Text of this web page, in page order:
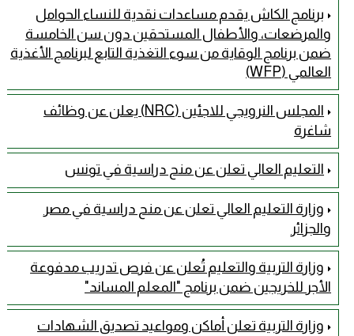
برنامج الكاش يقدم مساعدات نقدية للنساء الحوامل
والمرضعات، والأطفال المستحقين دون سن الخامسة
ضمن برنامج الوقاية من سوء التغذية التابع لبرنامج الأغذية
العالمي (WFP)
المجلس النرويجي للاجئين (NRC) يعلن عن وظائف
شاغرة
التعليم العالي تعلن عن منح دراسية في تونس
وزارة التعليم العالي تعلن عن منح دراسية في مصر
والجزائر
وزارة التربية والتعليم تُعلن عن فرص تدريب مدفوعة
الأجر للخريجين ضمن برنامج "المعلم المساند"
وزارة التربية تعلن أماكن ومواعيد تصديق الشهادات